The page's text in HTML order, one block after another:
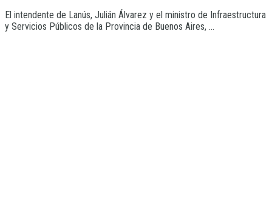
El intendente de Lanús, Julián Álvarez y el ministro de Infraestructura
y Servicios Públicos de la Provincia de Buenos Aires, ...